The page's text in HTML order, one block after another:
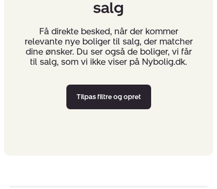
salg
Få direkte besked, når der kommer
relevante nye boliger til salg, der matcher
dine ønsker. Du ser også de boliger, vi får
til salg, som vi ikke viser på Nybolig.dk.
Tilpas filtre og opret